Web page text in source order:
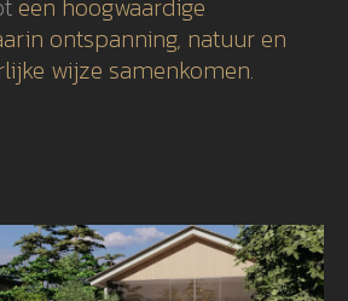
een hoogwaardige
ontspanning, natuur en
wijze samenkomen.